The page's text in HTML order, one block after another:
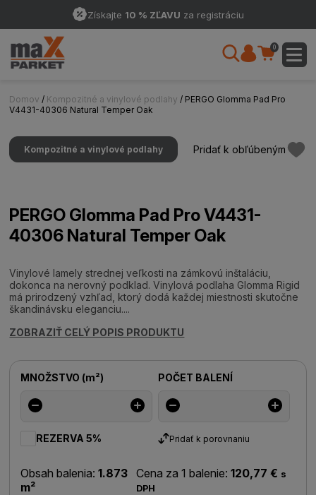
Získajte 10 % ZĽAVU za registráciu
0
Domov / Kompozitné a vinylové podlahy / PERGO Glomma Pad Pro
V4431-40306 Natural Temper Oak
Kompozitné a vinylové podlahy Pridať k obľúbeným
PERGO Glomma Pad Pro V4431-
40306 Natural Temper Oak
Vinylové lamely strednej veľkosti na zámkovú inštaláciu,
dokonca na nerovný podklad. Vinylová podlaha Glomma Rigid
má prirodzený vzhľad, ktorý dodá každej miestnosti skutočne
škandinávsku eleganciu....
ZOBRAZIŤ CELÝ POPIS PRODUKTU
MNOŽSTVO (m²) POČET BALENÍ
REZERVA 5% Pridať k porovnaniu
Obsah balenia: 1.873
m²
Cena za 1 balenie: 120,77 € s
DPH